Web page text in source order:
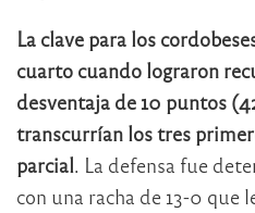
La clave para los
cuarto cuando lograron
desventaja de 10 puntos
transcurrían los tres
parcial. La defensa fue
con una racha de 13-0 que